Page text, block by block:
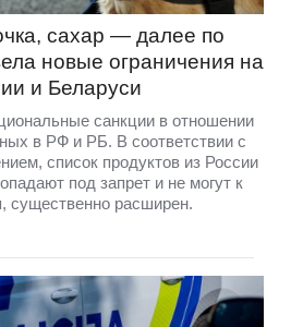
сахар — далее по
новые ограничения на
и Беларуси
санкции в отношении
в РФ и РБ. В соответствии с
список продуктов из России
под запрет и не могут к
существенно расширен.